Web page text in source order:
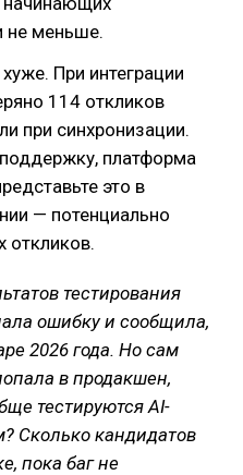
не меньше.
При интеграции
114 откликов
при синхронизации.
платформа
это в
— потенциально
откликов.
тестирования
ошибку и сообщила,
2026 года. Но сам
в продакшен,
тестируются AI-
Сколько кандидатов
пока баг не